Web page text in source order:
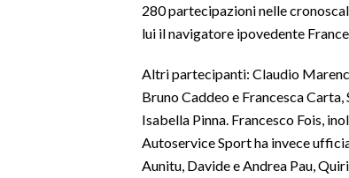
280 partecipazioni nelle
lui il navigatore ipovedente
Altri partecipanti: Claudio
Bruno Caddeo e Francesca
Isabella Pinna. Francesco Fois,
Autoservice Sport ha invece
Aunitu, Davide e Andrea Pau,